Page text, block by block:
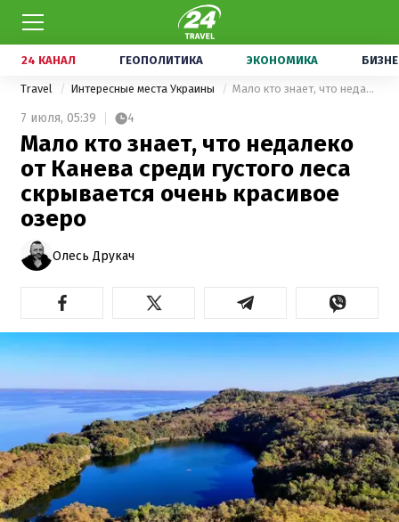
24 КАНАЛ ГЕОПОЛИТИКА ЭКОНОМИКА
Travel Интересные места Украины Мало кто знает, что недалеко от Канева среди густого леса скрывается очень красивое озеро
7 июля, 05:39 4
Мало кто знает, что недалеко
от Канева среди густого леса
скрывается очень красивое
озеро
Олесь Друкач